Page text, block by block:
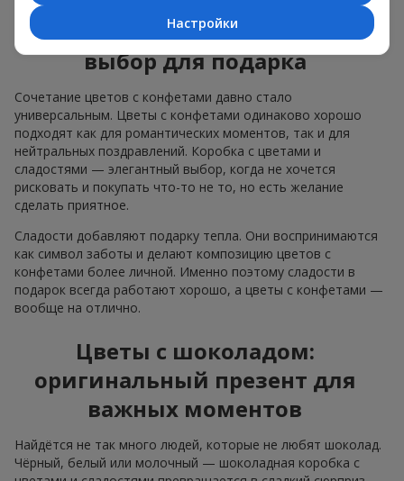
сладостями — ваш лучший
выбор для подарка
Сочетание цветов с конфетами давно стало
универсальным. Цветы с конфетами одинаково хорошо
подходят как для романтических моментов, так и для
нейтральных поздравлений. Коробка с цветами и
сладостями — элегантный выбор, когда не хочется
рисковать и покупать что-то не то, но есть желание
сделать приятное.
Сладости добавляют подарку тепла. Они воспринимаются
как символ заботы и делают композицию цветов с
конфетами более личной. Именно поэтому сладости в
подарок всегда работают хорошо, а цветы с конфетами —
вообще на отлично.
Цветы с шоколадом:
оригинальный презент для
важных моментов
Найдётся не так много людей, которые не любят шоколад.
Чёрный, белый или молочный — шоколадная коробка с
Настройки